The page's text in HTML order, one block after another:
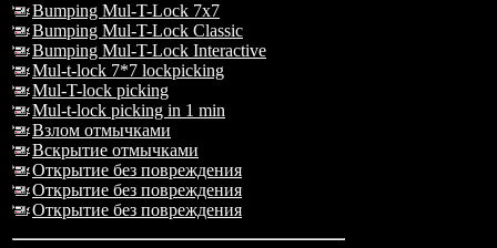
Bumping Mul-T-Lock 7x7
Bumping Mul-T-Lock Classic
Bumping Mul-T-Lock Interactive
Mul-t-lock 7*7 lockpicking
Mul-T-lock picking
Mul-t-lock picking in 1 min
Взлом отмычками
Вскрытие отмычками
Открытие без повреждения
Открытие без повреждения
Открытие без повреждения